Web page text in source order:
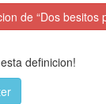
de “Dos besitos
definicion!